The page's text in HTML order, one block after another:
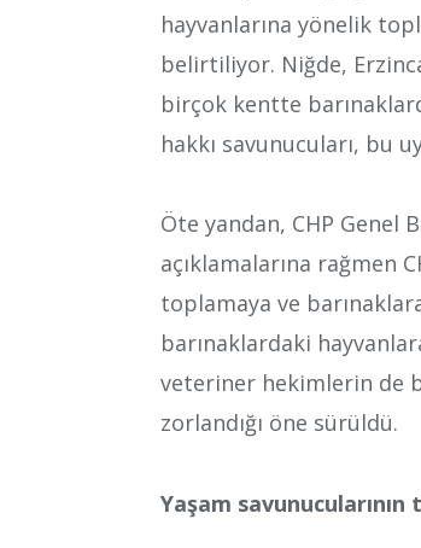
hayvanlarına yönelik
belirtiliyor. Niğde,
birçok kentte
hakkı savunucuları, bu
Öte yandan, CHP Genel
açıklamalarına rağmen
toplamaya ve
barınaklardaki
veteriner hekimlerin de
zorlandığı öne sürüldü.
Yaşam